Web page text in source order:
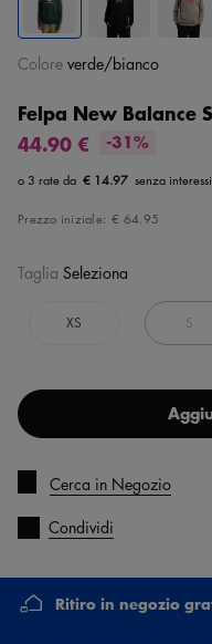
Felpa New Balance
44.90 €
-31%
€ 14.97
Prezzo iniziale: € 64.95
Colore verde/bianco
Taglia Seleziona
XS S
Cerca in Negozio
Condividi
Ritiro in negozio